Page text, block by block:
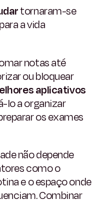
tornaram-se
a vida
notas até
ou bloquear
aplicativos
lo a organizar
os exames
não depende
como o
e o espaço onde
Combinar